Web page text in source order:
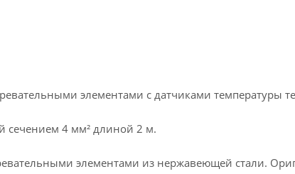
элементами с датчиками температуры
сечением 4 мм² длиной 2 м.
элементами из нержавеющей стали.